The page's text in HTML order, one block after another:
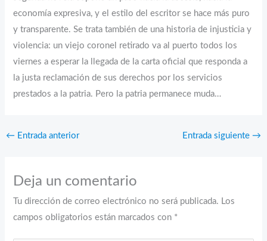
economía expresiva, y el estilo del escritor se hace más puro
y transparente. Se trata también de una historia de injusticia y
violencia: un viejo coronel retirado va al puerto todos los
viernes a esperar la llegada de la carta oficial que responda a
la justa reclamación de sus derechos por los servicios
prestados a la patria. Pero la patria permanece muda…
← Entrada anterior Entrada siguiente →
Deja un comentario
Tu dirección de correo electrónico no será publicada. Los
campos obligatorios están marcados con *